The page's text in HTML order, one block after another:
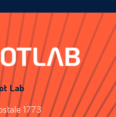
Lab
1773